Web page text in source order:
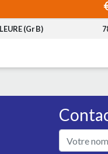
(Gr B)